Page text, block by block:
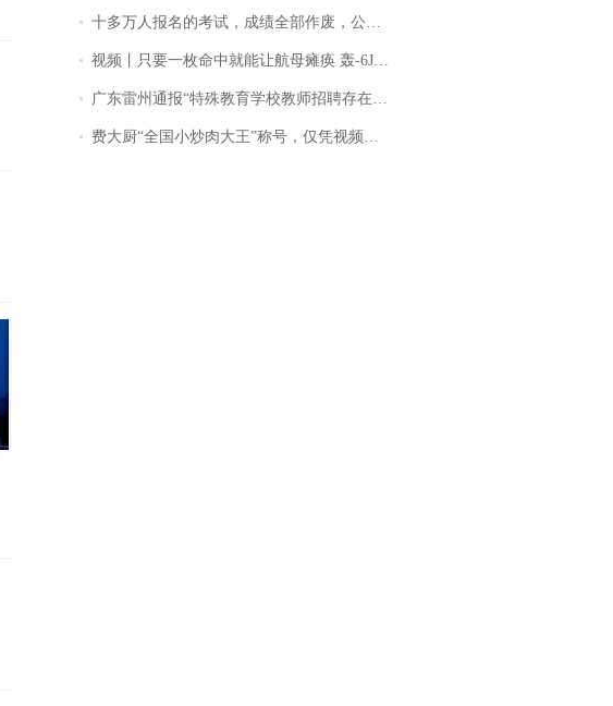
十多万人报名的考试，成绩全部作废，公平么？
视频丨只要一枚命中就能让航母瘫痪 轰-6J实力有多强？
广东雷州通报“特殊教育学校教师招聘存在违规行为”：已启动问责程序 副校长被停职
费大厨“全国小炒肉大王”称号，仅凭视频评出？中国烹饪协会回应